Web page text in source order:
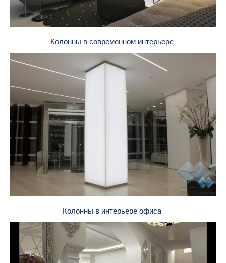
Колонны в современном интерьере
Колонны в интерьере офиса